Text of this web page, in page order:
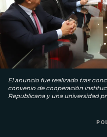
El anuncio fue realizado tras
convenio de cooperación
Republicana y una universidad